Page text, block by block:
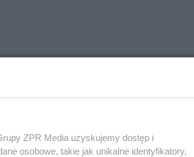
ZPR Media uzyskujemy dostęp i
osobowe, takie jak unikalne identyfikatory,